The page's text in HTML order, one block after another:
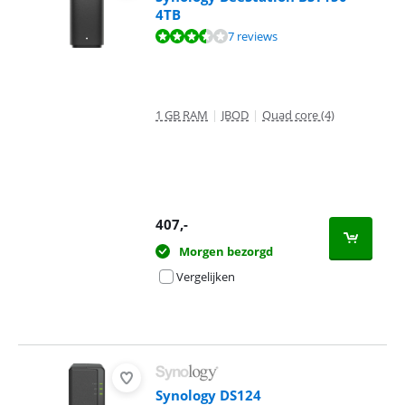
4TB
Beoordeling is 7,3 van de 10, gebaseerd op 7 reviews.
7 reviews
1 GB RAM | JBOD | Quad core (4)
407,-
Morgen bezorgd
Vergelijken
Synology DS124